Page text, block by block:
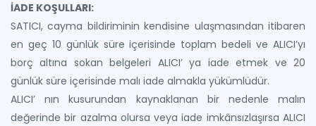
İADE KOŞULLARI:
SATICI, cayma bildiriminin kendisine ulaşmasından itibaren
en geç 10 günlük süre içerisinde toplam bedeli ve ALICI’yı
borç altına sokan belgeleri ALICI’ ya iade etmek ve 20
günlük süre içerisinde malı iade almakla yükümlüdür.
ALICI’ nın kusurundan kaynaklanan bir nedenle malın
değerinde bir azalma olursa veya iade imkânsızlaşırsa ALICI